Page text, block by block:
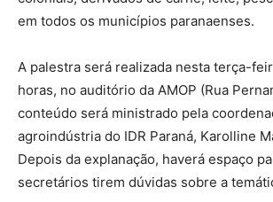
em todos os municípios paranaenses.
A palestra será realizada nesta terça-
horas, no auditório da AMOP (Rua
conteúdo será ministrado pela
agroindústria do IDR Paraná, Karolline
Depois da explanação, haverá espaço
secretários tirem dúvidas sobre a